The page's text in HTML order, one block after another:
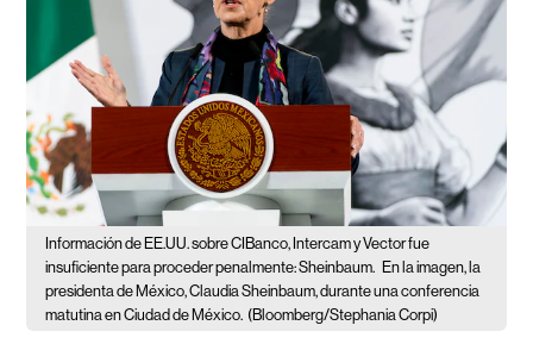
Información de EE.UU. sobre CIBanco, Intercam y Vector fue
insuficiente para proceder penalmente: Sheinbaum. En la imagen, la
presidenta de México, Claudia Sheinbaum, durante una conferencia
matutina en Ciudad de México. (Bloomberg/Stephania Corpi)